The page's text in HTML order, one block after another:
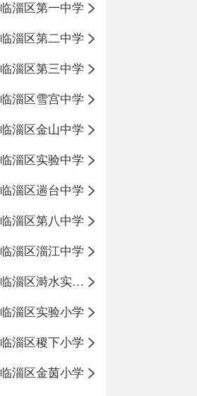
临淄区第一中学
临淄区第二中学
临淄区第三中学
临淄区雪宫中学
临淄区金山中学
临淄区实验中学
临淄区遄台中学
临淄区第八中学
临淄区淄江中学
临淄区溡水实验学校
临淄区实验小学
临淄区稷下小学
临淄区金茵小学